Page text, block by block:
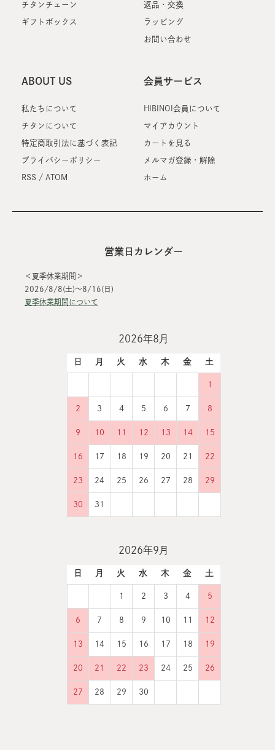
チタンチェーン
ギフトボックス
返品・交換
ラッピング
お問い合わせ
ABOUT US
私たちについて
チタンについて
特定商取引法に基づく表記
プライバシーポリシー
RSS / ATOM
会員サービス
HIBINOI会員について
マイアカウント
カートを見る
メルマガ登録・解除
ホーム
営業日カレンダー
＜夏季休業期間＞
2026/8/8(土)～8/16(日)
夏季休業期間について
2026年8月
日 月 火 水 木 金 土
1
2 3 4 5 6 7 8
9 10 11 12 13 14 15
16 17 18 19 20 21 22
23 24 25 26 27 28 29
30 31
2026年9月
日 月 火 水 木 金 土
1 2 3 4 5
6 7 8 9 10 11 12
13 14 15 16 17 18 19
20 21 22 23 24 25 26
27 28 29 30